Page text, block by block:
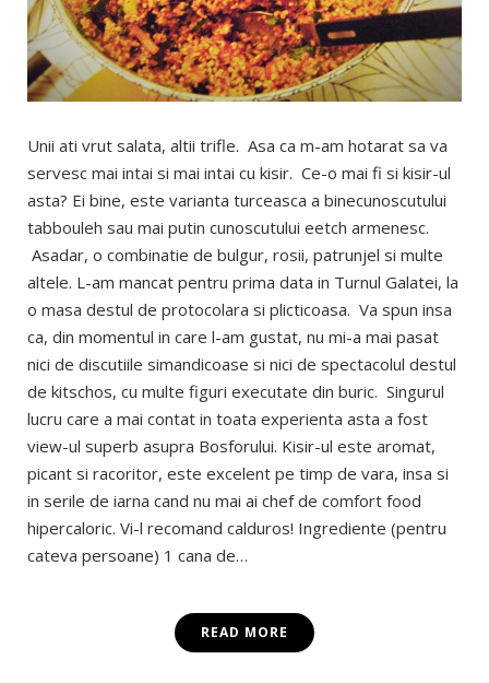
Unii ati vrut salata, altii trifle. Asa ca m-am hotarat sa va
servesc mai intai si mai intai cu kisir. Ce-o mai fi si kisir-ul
asta? Ei bine, este varianta turceasca a binecunoscutului
tabbouleh sau mai putin cunoscutului eetch armenesc.
Asadar, o combinatie de bulgur, rosii, patrunjel si multe
altele. L-am mancat pentru prima data in Turnul Galatei, la
o masa destul de protocolara si plicticoasa. Va spun insa
ca, din momentul in care l-am gustat, nu mi-a mai pasat
nici de discutiile simandicoase si nici de spectacolul destul
de kitschos, cu multe figuri executate din buric. Singurul
lucru care a mai contat in toata experienta asta a fost
view-ul superb asupra Bosforului. Kisir-ul este aromat,
picant si racoritor, este excelent pe timp de vara, insa si
in serile de iarna cand nu mai ai chef de comfort food
hipercaloric. Vi-l recomand calduros! Ingrediente (pentru
cateva persoane) 1 cana de…
READ MORE